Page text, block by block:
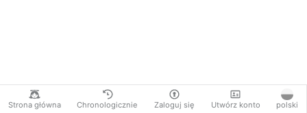
Strona główna Chronologicznie Zaloguj się Utwórz konto polski